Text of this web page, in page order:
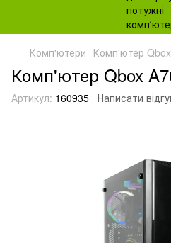
Комп'ютери Комп'ютер
Комп'ютер Qbox
Артикул: 160935 Написати